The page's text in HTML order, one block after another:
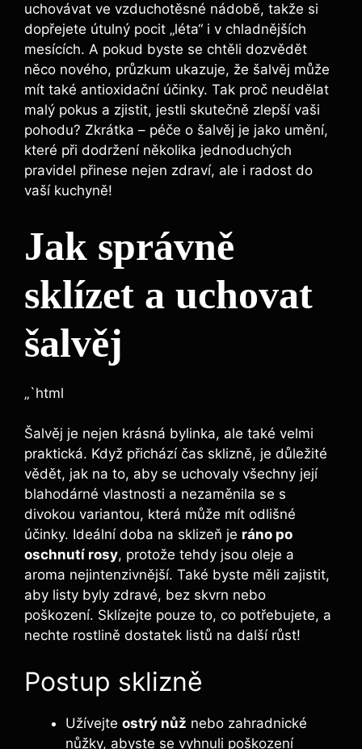
uchovávat ve vzduchotěsné nádobě, takže si
dopřejete útulný pocit „léta“ i v chladnějších
mesících. A pokud byste se chtěli dozvědět
něco nového, průzkum ukazuje, že šalvěj může
mít také antioxidační účinky. Tak proč neudělat
malý pokus a zjistit, jestli skutečně zlepší vaši
pohodu? Zkrátka – péče o šalvěj je jako umění,
které při dodržení několika jednoduchých
pravidel přinese nejen zdraví, ale i radost do
vaší kuchyně!
Jak správně
sklízet a uchovat
šalvěj
„`html
Šalvěj je nejen krásná bylinka, ale také velmi
praktická. Když přichází čas sklizně, je důležité
vědět, jak na to, aby se uchovaly všechny její
blahodárné vlastnosti a nezaměnila se s
divokou variantou, která může mít odlišné
účinky. Ideální doba na sklizeň je ráno po
oschnutí rosy, protože tehdy jsou oleje a
aroma nejintenzivnější. Také byste měli zajistit,
aby listy byly zdravé, bez skvrn nebo
poškození. Sklízejte pouze to, co potřebujete, a
nechte rostlině dostatek listů na další růst!
Postup sklizně
Užívejte ostrý nůž nebo zahradnické
nůžky, abyste se vyhnuli poškození